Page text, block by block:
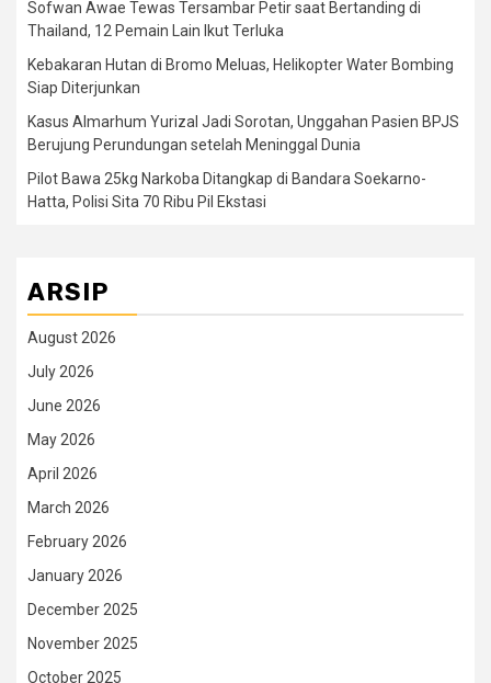
Sofwan Awae Tewas Tersambar Petir saat Bertanding di
Thailand, 12 Pemain Lain Ikut Terluka
Kebakaran Hutan di Bromo Meluas, Helikopter Water Bombing
Siap Diterjunkan
Kasus Almarhum Yurizal Jadi Sorotan, Unggahan Pasien BPJS
Berujung Perundungan setelah Meninggal Dunia
Pilot Bawa 25kg Narkoba Ditangkap di Bandara Soekarno-
Hatta, Polisi Sita 70 Ribu Pil Ekstasi
ARSIP
August 2026
July 2026
June 2026
May 2026
April 2026
March 2026
February 2026
January 2026
December 2025
November 2025
October 2025